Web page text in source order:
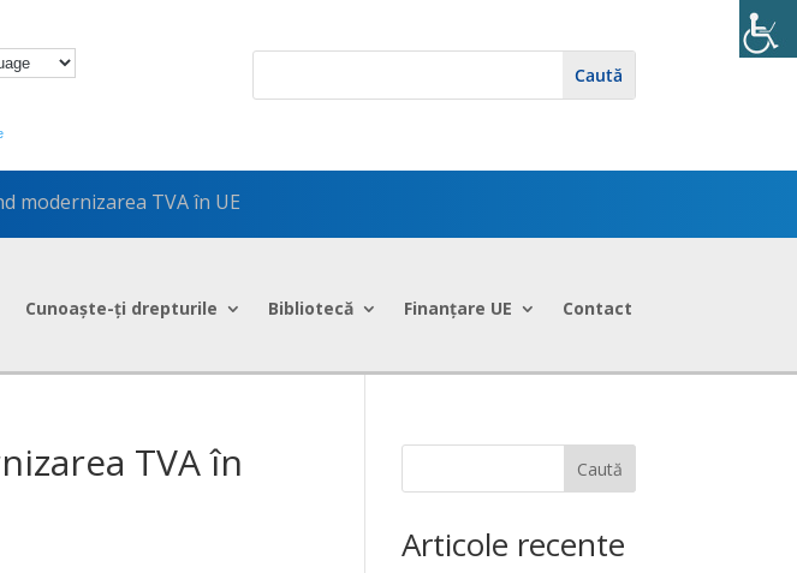
modernizarea TVA în UE
Cunoaște-ți drepturile Bibliotecă Finanțare UE Contact
TVA în Caută
Articole recente